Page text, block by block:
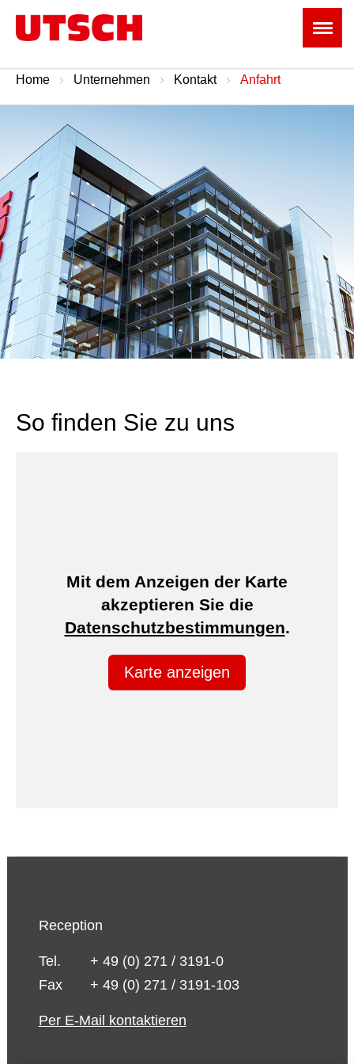
Home Unternehmen Kontakt Anfahrt
So finden Sie zu uns
Mit dem Anzeigen der Karte
akzeptieren Sie die
Datenschutzbestimmungen.
Karte anzeigen
Reception
Tel.
+ 49 (0) 271 / 3191-0
Fax
+ 49 (0) 271 / 3191-103
Per E-Mail kontaktieren